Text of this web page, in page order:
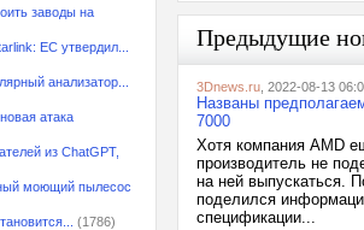
заводы на
ЕС утвердил...
анализатор...
атака
из ChatGPT,
моющий пылесос
(1786)
Предыдущие
3Dnews.ru , 2022-08-13
Названы
7000
Хотя компания AMD
производитель не
на ней выпускаться.
поделился
спецификации...